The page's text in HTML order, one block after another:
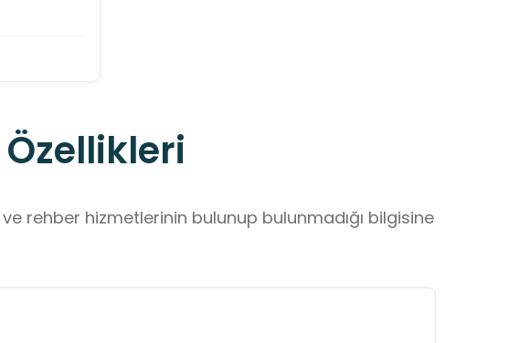
ve rehber hizmetlerinin bulunup bulunmadığı bilgisine